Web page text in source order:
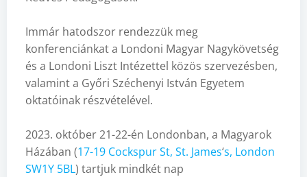
Immár hatodszor rendezzük meg
konferenciánkat a Londoni Magyar Nagykövetség
és a Londoni Liszt Intézettel közös szervezésben,
valamint a Győri Széchenyi István Egyetem
oktatóinak részvételével.
2023. október 21-22-én Londonban, a Magyarok
Házában (17-19 Cockspur St, St. James‘s, London
SW1Y 5BL) tartjuk mindkét nap